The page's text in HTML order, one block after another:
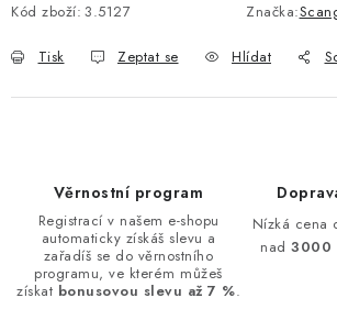
Kód zboží: 3.5127 Značka:
Tisk Zeptat se Hlídat
Věrnostní program
Registrací v našem e-shopu
automaticky získáš slevu a
zařadíš se do věrnostního
programu, ve kterém můžeš
získat bonusovou slevu až 7 %.
Nízká cena
nad3000